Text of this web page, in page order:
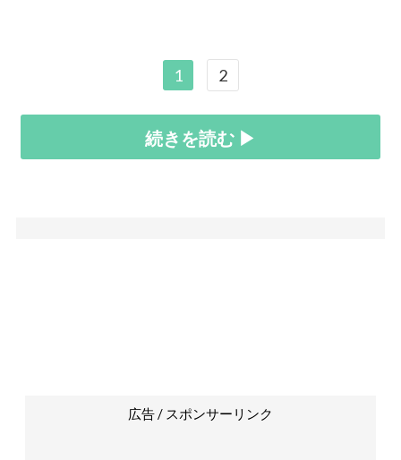
1 2
続きを読む ▶
広告 / スポンサーリンク